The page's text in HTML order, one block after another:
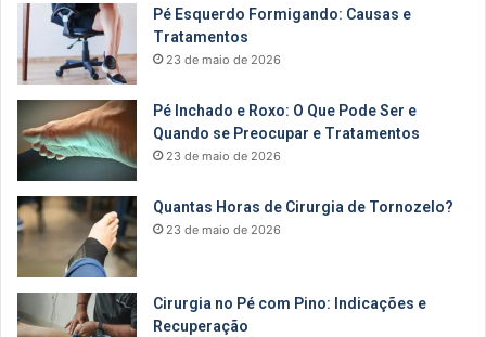
Pé Esquerdo Formigando: Causas e
Tratamentos
23 de maio de 2026
Pé Inchado e Roxo: O Que Pode Ser e
Quando se Preocupar e Tratamentos
23 de maio de 2026
Quantas Horas de Cirurgia de Tornozelo?
23 de maio de 2026
Cirurgia no Pé com Pino: Indicações e
Recuperação